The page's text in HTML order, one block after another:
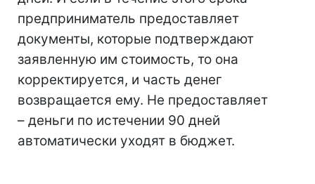
предприниматель предоставляет
документы, которые подтверждают
заявленную им стоимость, то она
корректируется, и часть денег
возвращается ему. Не предоставляет
– деньги по истечении 90 дней
автоматически уходят в бюджет.